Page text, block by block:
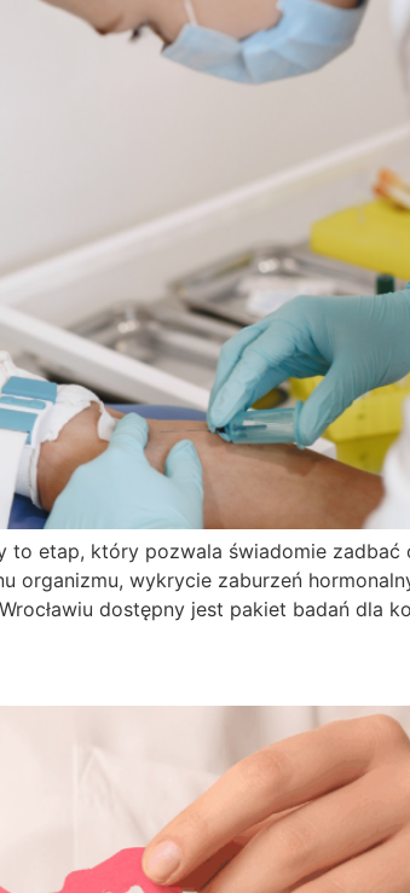
etap, który pozwala świadomie
organizmu, wykrycie zaburzeń
dostępny jest pakiet badań dla